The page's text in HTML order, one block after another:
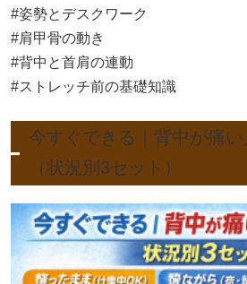
#姿勢とデスクワーク
#肩甲骨の動き
#背中と首肩の連動
#ストレッチ前の基礎知識
今すぐできる｜背中が痛
（状況別3セット）